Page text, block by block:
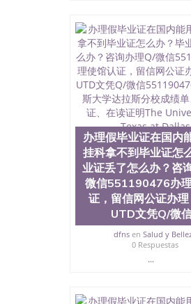
立大学学位证（San
立大学结业证（San
立大学学位证（San
立大学学历证书（
塞州立大学学历证书
读CQU中央昆士兰大
学历
央昆士兰大学学历成
理假毕业证在国内能
理使馆认证，留信网
University de Montreal
办理假毕业证在国内
挂科拿不到毕业证怎
业证丢了怎么办？咨
微信551190476办
证，留信网公证办
UTD文凭Q/微
dfns enSalud y
0 Respuestas
...